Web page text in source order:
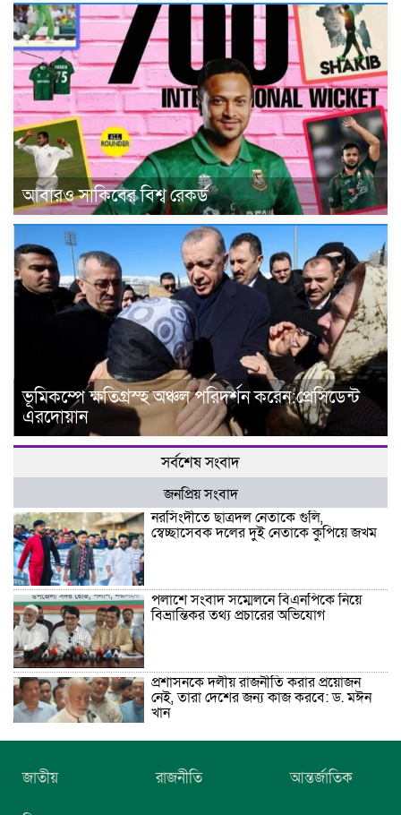
আবারও সাকিবের বিশ্ব রেকর্ড
ভূমিকম্পে ক্ষতিগ্রস্হ অঞ্চল পরিদর্শন করেন:প্রেসিডেন্ট
এরদোয়ান
সর্বশেষ সংবাদ
জনপ্রিয় সংবাদ
নরসিংদীতে ছাত্রদল নেতাকে গুলি,
স্বেচ্ছাসেবক দলের দুই নেতাকে কুপিয়ে জখম
পলাশে সংবাদ সম্মেলনে বিএনপিকে নিয়ে
বিভ্রান্তিকর তথ্য প্রচারের অভিযোগ
প্রশাসনকে দলীয় রাজনীতি করার প্রয়োজন
নেই, তারা দেশের জন্য কাজ করবে: ড. মঈন
খান
নিখোঁজের তিনদিন পর মাইক্রোবাস চালকের
মরদেহ উদ্ধার
জাতীয় রাজনীতি আন্তর্জাতিক